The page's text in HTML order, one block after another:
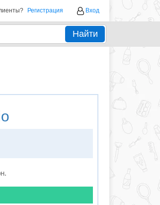
Регистрация Вход
Найти